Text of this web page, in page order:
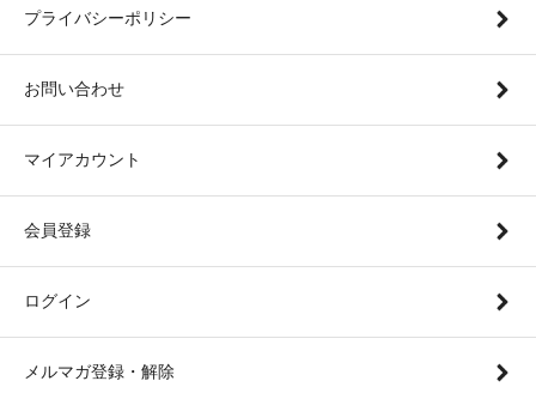
プライバシーポリシー
お問い合わせ
マイアカウント
会員登録
ログイン
メルマガ登録・解除